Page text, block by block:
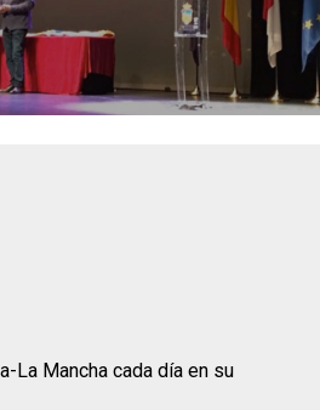
La Mancha cada día en su